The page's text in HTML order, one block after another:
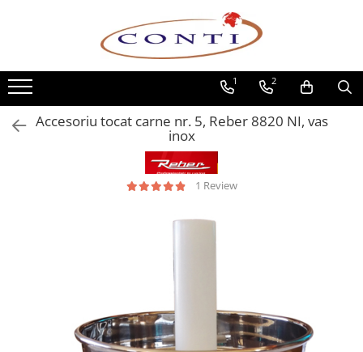
Toate Produsele
Casa si Gradina
Utilaje pentru gradina si accesorii
Atomizoare si Pulverizatoare
Drujbe si fierastraie cu lant
Fierastraie pentru busteni
Motoburghie
Masini de batut stalpi
1 2
Accesoriu tocat carne nr. 5, Reber 8820 NI, vas
inox
1 Review